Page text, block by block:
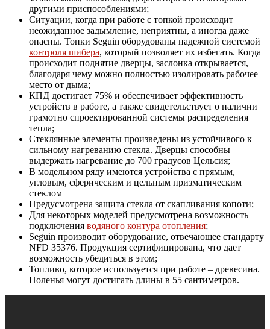
другими приспособлениями;
Ситуации, когда при работе с топкой происходит
неожиданное задымление, неприятны, а иногда даже
опасны. Топки Seguin оборудованы надежной системой
контроля шибера, который позволяет их избегать. Когда
происходит поднятие дверцы, заслонка открывается,
благодаря чему можно полностью изолировать рабочее
место от дыма;
КПД достигает 75% и обеспечивает эффективность
устройств в работе, а также свидетельствует о наличии
грамотно спроектированной системы распределения
тепла;
Стеклянные элементы произведены из устойчивого к
сильному нагреванию стекла. Дверцы способны
выдержать нагревание до 700 градусов Цельсия;
В модельном ряду имеются устройства с прямым,
угловым, сферическим и цельным призматическим
стеклом
Предусмотрена защита стекла от скапливания копоти;
Для некоторых моделей предусмотрена возможность
подключения водяного контура отопления;
Seguin производит оборудование, отвечающее стандарту
NFD 35376. Продукция сертифицирована, что дает
возможность убедиться в этом;
Топливо, которое используется при работе – древесина.
Поленья могут достигать длины в 55 сантиметров.